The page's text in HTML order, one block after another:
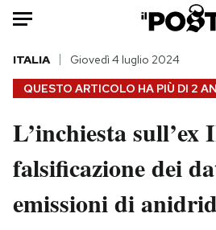
HOME
Italia
Politica
Tecnologia
QUESTO ARTICOLO HA PIÙ DI 2
ITALIA Giovedì 4 luglio 2024
L’inchiesta
falsificazione dei
emissioni di